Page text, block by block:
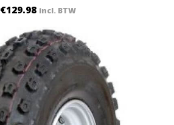
€129.98 incl. BTW